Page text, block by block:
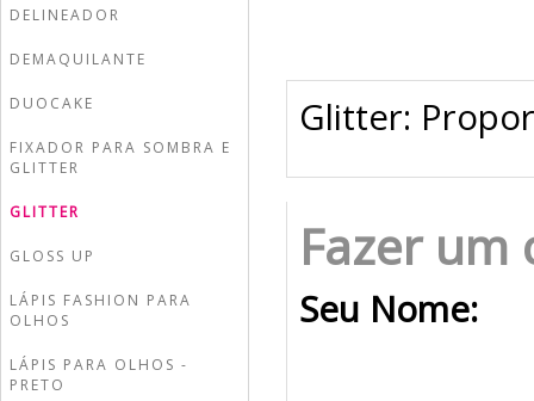
DELINEADOR
DEMAQUILANTE
DUOCAKE
FIXADOR PARA SOMBRA E
GLITTER
GLITTER
GLOSS UP
LÁPIS FASHION PARA
OLHOS
LÁPIS PARA OLHOS -
PRETO
Glitter:
Fazer um
Seu Nome: